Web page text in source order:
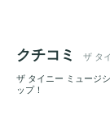
■注目の原材料
＜ハチミツ＞
クチコミ ザ タ
ザ タイニー ミュージ
ップ！